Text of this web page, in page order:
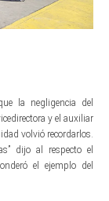
la negligencia del
y el auxiliar
volvió recordarlos.
dijo al respecto el
el ejemplo del